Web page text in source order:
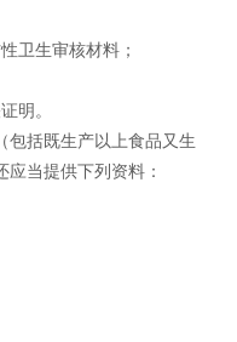
卫生审核材料；
明。
括既生产以上食品又生
当提供下列资料：